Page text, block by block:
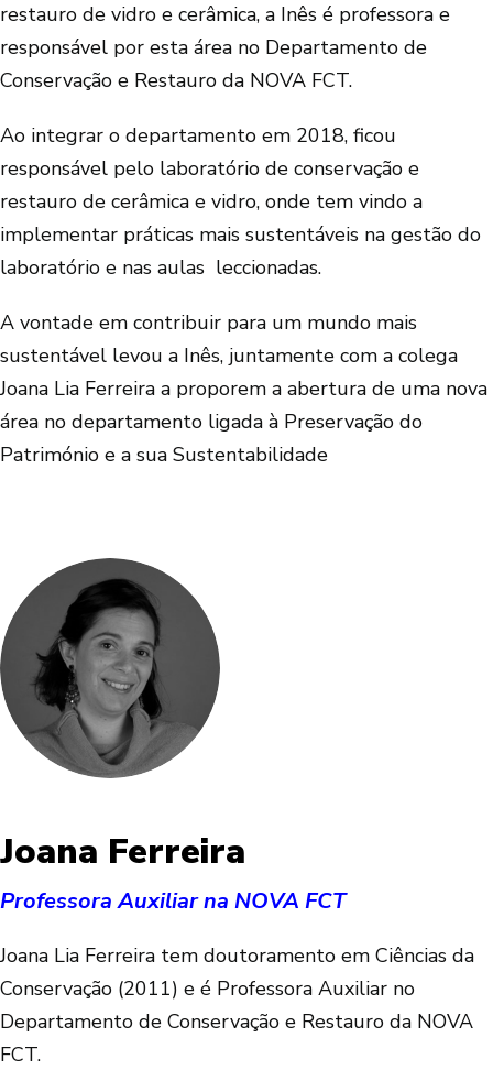
restauro de vidro e cerâmica, a Inês é professora e
responsável por esta área no Departamento de
Conservação e Restauro da NOVA FCT.
Ao integrar o departamento em 2018, ficou
responsável pelo laboratório de conservação e
restauro de cerâmica e vidro, onde tem vindo a
implementar práticas mais sustentáveis na gestão do
laboratório e nas aulas leccionadas.
A vontade em contribuir para um mundo mais
sustentável levou a Inês, juntamente com a colega
Joana Lia Ferreira a proporem a abertura de uma nova
área no departamento ligada à Preservação do
Património e a sua Sustentabilidade
Joana Ferreira
Professora Auxiliar na NOVA FCT
Joana Lia Ferreira tem doutoramento em Ciências da
Conservação (2011) e é Professora Auxiliar no
Departamento de Conservação e Restauro da NOVA
FCT.